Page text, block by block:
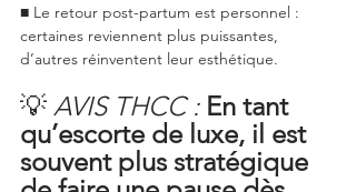
■ Le retour post-partum est personnel :
certaines reviennent plus puissantes,
d’autres réinventent leur esthétique.
💡 AVIS THCC : En tant
qu’escorte de luxe, il est
souvent plus stratégique